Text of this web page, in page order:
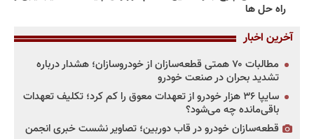
راه حل ها
آخرین اخبار
مطالبات ۷۰ همتی قطعه‌سازان از خودروسازان؛ هشدار درباره
تشدید بحران در صنعت خودرو
سایپا ۳۶ هزار خودرو از تعهدات معوق را کم کرد؛ تکلیف تعهدات
باقی‌مانده چه می‌شود؟
قطعه‌سازان خودرو در قاب دوربین؛ تصاویر نشست خبری انجمن